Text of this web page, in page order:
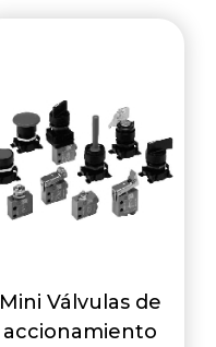
Mini Válvulas de
accionamiento